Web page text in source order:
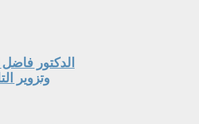
الدكتور
وتزوير